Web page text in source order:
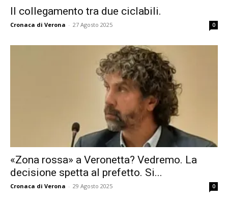
Il collegamento tra due ciclabili.
Cronaca di Verona - 27 Agosto 2025 0
«Zona rossa» a Veronetta? Vedremo. La
decisione spetta al prefetto. Si...
Cronaca di Verona - 29 Agosto 2025 0